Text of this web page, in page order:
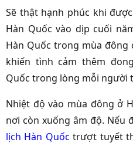
Sẽ thật hạnh phúc khi
Hàn Quốc vào dịp cuối
Hàn Quốc trong mùa
khiến tình cảm thêm
Quốc trong lòng mỗi người
Nhiệt độ vào mùa đông ở
nơi còn xuống âm độ. Nếu
lịch Hàn Quốc trượt tuyết